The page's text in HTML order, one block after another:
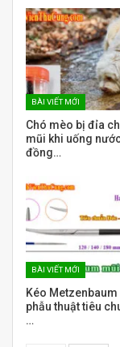
BÀI VIẾT MỚI
Chó mèo bị đỉa
mũi khi uống
đồng…
BÀI VIẾT MỚI
Kéo
phẫu thuật tiêu
…